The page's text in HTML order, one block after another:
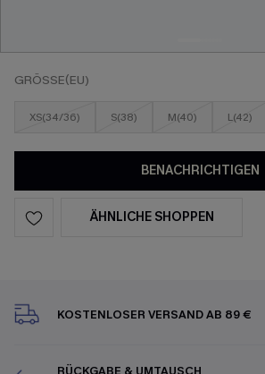
GRÖSSE(EU)
XS(34/36) S(38) M(40) L(42)
BENACHRICHTIGEN
ÄHNLICHE SHOPPEN
KOSTENLOSER VERSAND AB 89 €
RÜCKGABE & UMTAUSCH